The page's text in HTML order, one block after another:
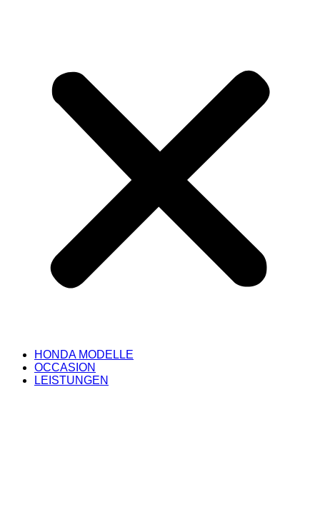
HONDA MODELLE
OCCASION
LEISTUNGEN